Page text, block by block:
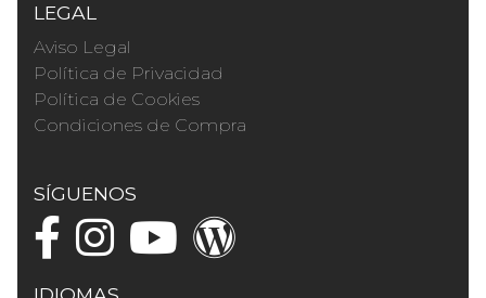
LEGAL
Aviso Legal
Política de Privacidad
Política de Cookies
Condiciones de Compra
SÍGUENOS